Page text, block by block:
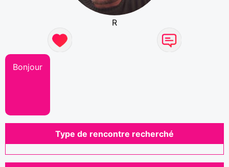
R
Bonjour
Type de rencontre recherché